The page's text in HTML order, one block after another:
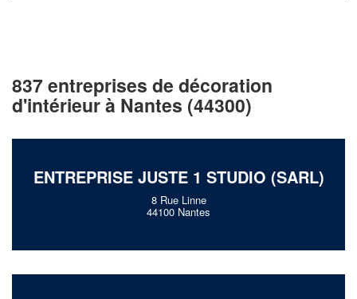
837 entreprises de décoration
d'intérieur à Nantes (44300)
ENTREPRISE JUSTE 1 STUDIO (SARL)
8 Rue Linne
44100 Nantes